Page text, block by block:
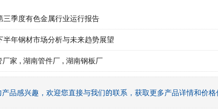
三季度有色金属行业运行报告
半年钢材市场分析与未来趋势展望
厂家 ,湖南管件厂 ,湖南钢板厂
品感兴趣，欢迎您直接与我们的联系，获取更多产品详情和价